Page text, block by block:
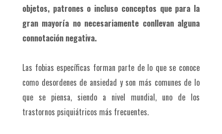
objetos, patrones o incluso conceptos que para la
gran mayoría no necesariamente conllevan alguna
connotación negativa.
Las fobias específicas forman parte de lo que se conoce
como desordenes de ansiedad y son más comunes de lo
que se piensa, siendo a nivel mundial, uno de los
trastornos psiquiátricos más frecuentes.